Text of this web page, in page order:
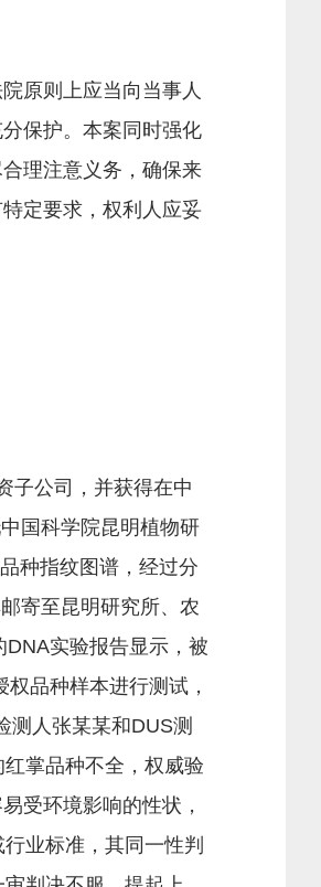
原则上应当向当事人
保护。本案同时强化
理注意义务，确保来
定要求，权利人应妥
子公司，并获得在中
国科学院昆明植物研
种指纹图谱，经过分
寄至昆明研究所、农
实验报告显示，被
品种样本进行测试，
测人张某某和DUS测
掌品种不全，权威验
受环境影响的性状，
业标准，其同一性判